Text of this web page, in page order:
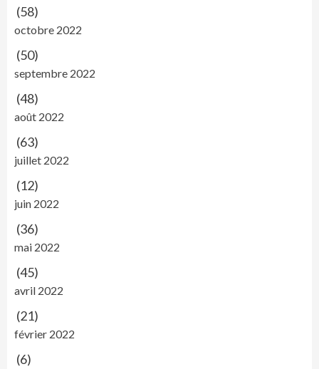
(58)
octobre 2022
(50)
septembre 2022
(48)
août 2022
(63)
juillet 2022
(12)
juin 2022
(36)
mai 2022
(45)
avril 2022
(21)
février 2022
(6)